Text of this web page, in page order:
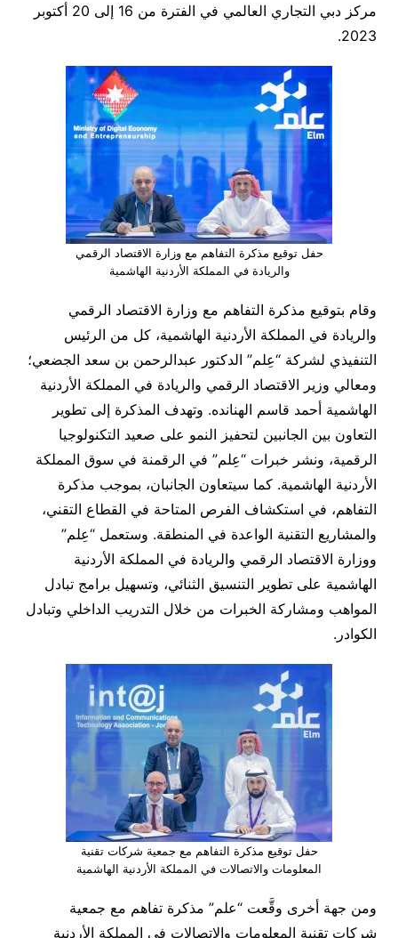
مركز دبي التجاري العالمي في الفترة من 16 إلى 20 أكتوبر
2023.
حفل توقيع مذكرة التفاهم مع وزارة الاقتصاد الرقمي
والريادة في المملكة الأردنية الهاشمية
وقام بتوقيع مذكرة التفاهم مع وزارة الاقتصاد الرقمي
والريادة في المملكة الأردنية الهاشمية، كل من الرئيس
التنفيذي لشركة “عِلم” الدكتور عبدالرحمن بن سعد الجضعي؛
ومعالي وزير الاقتصاد الرقمي والريادة في المملكة الأردنية
الهاشمية أحمد قاسم الهنانده. وتهدف المذكرة إلى تطوير
التعاون بين الجانبين لتحفيز النمو على صعيد التكنولوجيا
الرقمية، ونشر خبرات “عِلم” في الرقمنة في سوق المملكة
الأردنية الهاشمية. كما سيتعاون الجانبان، بموجب مذكرة
التفاهم، في استكشاف الفرص المتاحة في القطاع التقني،
والمشاريع التقنية الواعدة في المنطقة. وستعمل “عِلم”
ووزارة الاقتصاد الرقمي والريادة في المملكة الأردنية
الهاشمية على تطوير التنسيق الثنائي، وتسهيل برامج تبادل
المواهب ومشاركة الخبرات من خلال التدريب الداخلي وتبادل
الكوادر.
حفل توقيع مذكرة التفاهم مع جمعية شركات تقنية
المعلومات والاتصالات في المملكة الأردنية الهاشمية
ومن جهة أخرى وقَّعت “علم” مذكرة تفاهم مع جمعية
شركات تقنية المعلومات والاتصالات في المملكة الأردنية